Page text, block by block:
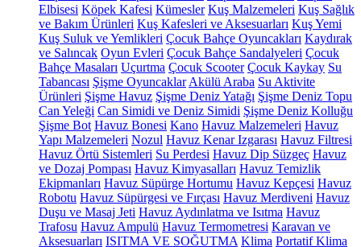
Elbisesi Köpek Kafesi Kümesler Kuş Malzemeleri Kuş Sağlık
ve Bakım Ürünleri Kuş Kafesleri ve Aksesuarları Kuş Yemi
Kuş Suluk ve Yemlikleri Çocuk Bahçe Oyuncakları Kaydırak
ve Salıncak Oyun Evleri Çocuk Bahçe Sandalyeleri Çocuk
Bahçe Masaları Uçurtma Çocuk Scooter Çocuk Kaykay Su
Tabancası Şişme Oyuncaklar Akülü Araba Su Aktivite
Ürünleri Şişme Havuz Şişme Deniz Yatağı Şişme Deniz Topu
Can Yeleği Can Simidi ve Deniz Simidi Şişme Deniz Kolluğu
Şişme Bot Havuz Bonesi Kano Havuz Malzemeleri Havuz
Yapı Malzemeleri Nozul Havuz Kenar Izgarası Havuz Filtresi
Havuz Örtü Sistemleri Su Perdesi Havuz Dip Süzgeç Havuz
ve Dozaj Pompası Havuz Kimyasalları Havuz Temizlik
Ekipmanları Havuz Süpürge Hortumu Havuz Kepçesi Havuz
Robotu Havuz Süpürgesi ve Fırçası Havuz Merdiveni Havuz
Duşu ve Masaj Jeti Havuz Aydınlatma ve Isıtma Havuz
Trafosu Havuz Ampulü Havuz Termometresi Karavan ve
Aksesuarları ISITMA VE SOĞUTMA Klima Portatif Klima